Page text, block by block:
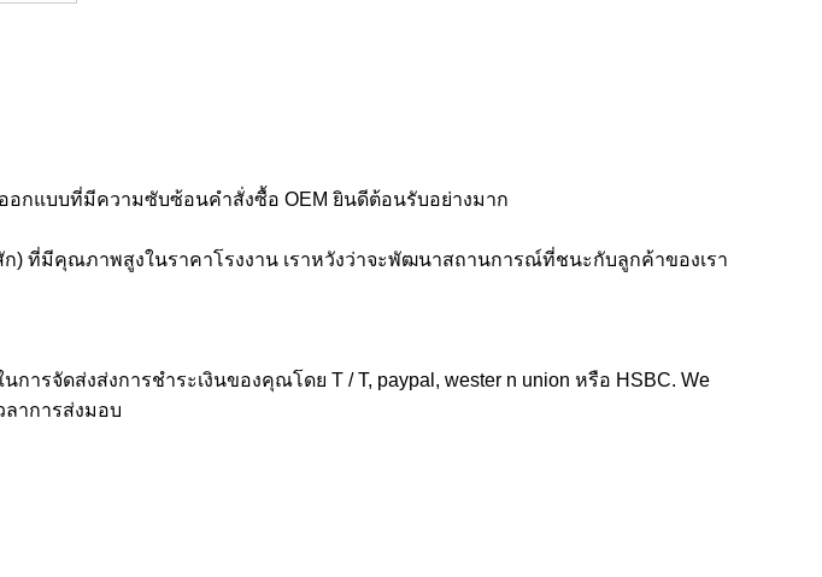
กแบบที่มีความซับซ้อนคำสั่งซื้อ OEM ยินดีต้อนรับอย่างมาก
ที่มีคุณภาพสูงในราคาโรงงาน เราหวังว่าจะพัฒนาสถานการณ์ที่ชนะกับลูกค้าของเรา
รจัดส่งส่งการชำระเงินของคุณโดย T / T, paypal, wester n union หรือ HSBC. We
ลาการส่งมอบ